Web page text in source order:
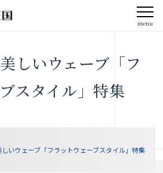
menu
しいウェーブ「フ
スタイル」特集
いウェーブ「フラットウェーブスタイル」特集